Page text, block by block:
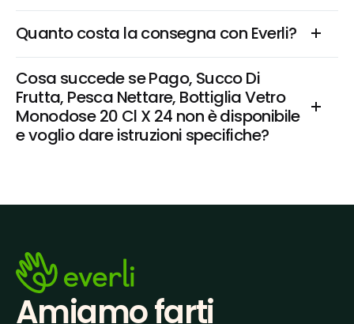
Quanto costa la consegna con Everli?
Cosa succede se Pago, Succo Di
Frutta, Pesca Nettare, Bottiglia Vetro
Monodose 20 Cl X 24 non è disponibile
e voglio dare istruzioni specifiche?
Amiamo farti